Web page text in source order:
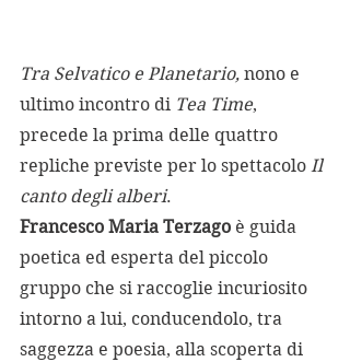
Tra Selvatico e Planetario, nono e
ultimo incontro di Tea Time,
precede la prima delle quattro
repliche previste per lo spettacolo Il
canto degli alberi.
Francesco Maria Terzago è guida
poetica ed esperta del piccolo
gruppo che si raccoglie incuriosito
intorno a lui, conducendolo, tra
saggezza e poesia, alla scoperta di